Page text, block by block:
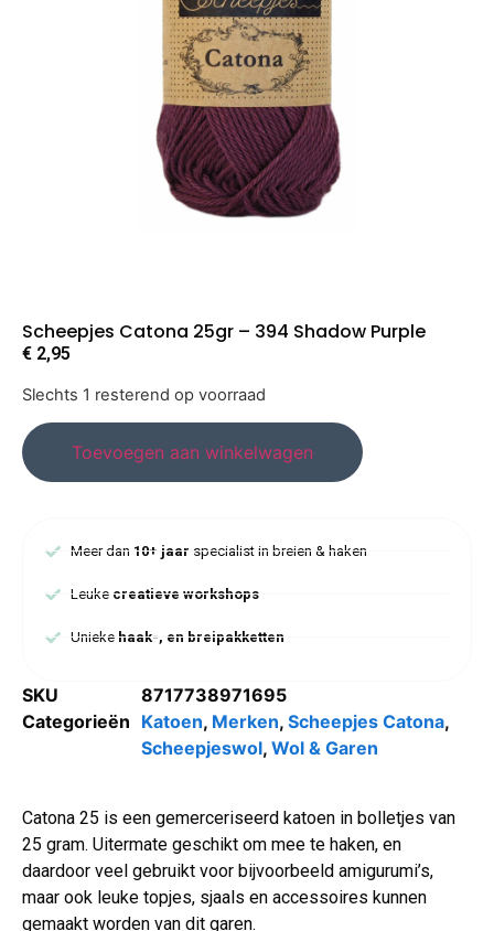
Scheepjes Catona 25gr – 394 Shadow Purple
€ 2,95
Slechts 1 resterend op voorraad
Toevoegen aan winkelwagen
Meer dan 10+ jaar specialist in breien & haken
Leuke creatieve workshops
Uniekehaak-, en breipakketten
SKU
8717738971695
Categorieën Katoen, Merken, Scheepjes Catona,
Scheepjeswol, Wol & Garen
Catona 25 is een gemerceriseerd katoen in bolletjes van
25 gram. Uitermate geschikt om mee te haken, en
daardoor veel gebruikt voor bijvoorbeeld amigurumi’s,
maar ook leuke topjes, sjaals en accessoires kunnen
gemaakt worden van dit garen.